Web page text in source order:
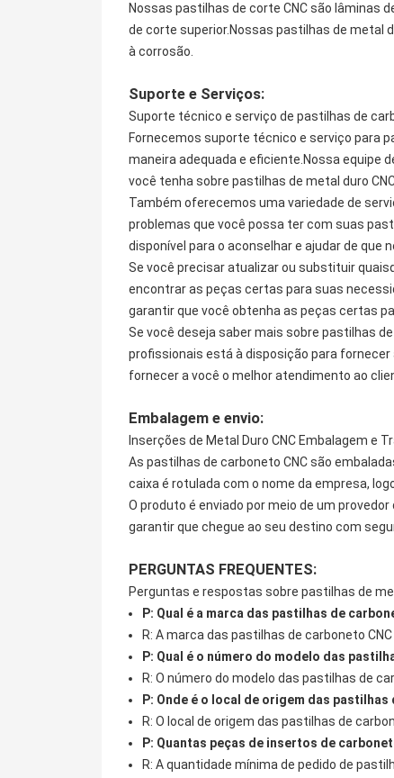
Nossas pastilhas de corte CNC são lâminas
de corte superior.Nossas pastilhas de metal
à corrosão.
Suporte e Serviços:
Suporte técnico e serviço de pastilhas de
Fornecemos suporte técnico e serviço para
maneira adequada e eficiente.Nossa equipe
você tenha sobre pastilhas de metal duro
Também oferecemos uma variedade de
problemas que você possa ter com suas
disponível para o aconselhar e ajudar de
Se você precisar atualizar ou substituir
encontrar as peças certas para suas
garantir que você obtenha as peças certas
Se você deseja saber mais sobre pastilhas
profissionais está à disposição para
fornecer a você o melhor atendimento ao
Embalagem e envio:
Inserções de Metal Duro CNC Embalagem e
As pastilhas de carboneto CNC são
caixa é rotulada com o nome da empresa,
O produto é enviado por meio de um
garantir que chegue ao seu destino com
PERGUNTAS FREQUENTES:
Perguntas e respostas sobre pastilhas de
P: Qual é a marca das pastilhas de
R: A marca das pastilhas de carboneto CNC
P: Qual é o número do modelo das
R: O número do modelo das pastilhas de
P: Onde é o local de origem das pastilhas
R: O local de origem das pastilhas de
P: Quantas peças de insertos de
R: A quantidade mínima de pedido de